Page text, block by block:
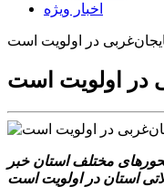
اخبار ویژه
در اولویت است
در اولویت است
عملیات لکه‌گیری و روکش آسفالت در محورهای مختلف استان خبر